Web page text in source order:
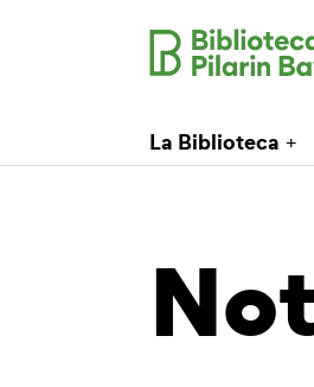
La Biblioteca